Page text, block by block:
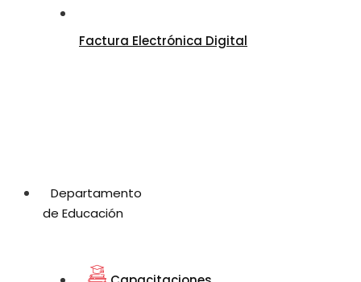
Factura Electrónica Digital
Departamento
de Educación